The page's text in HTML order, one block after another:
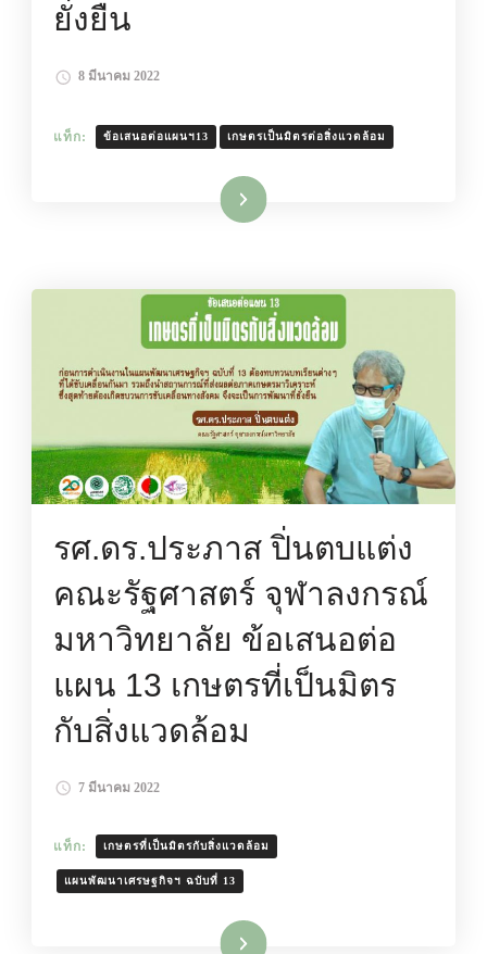
ยั่งยืน
8 มีนาคม 2022
แท็ก: ข้อเสนอต่อแผนฯ13 เกษตรเป็นมิตรต่อสิ่งแวดล้อม
อ่านเพิ่มเติม
รศ.ดร.ประภาส ปิ่นตบแต่ง
คณะรัฐศาสตร์ จุฬาลงกรณ์
มหาวิทยาลัย ข้อเสนอต่อ
แผน 13 เกษตรที่เป็นมิตร
กับสิ่งแวดล้อม
7 มีนาคม 2022
แท็ก: เกษตรที่เป็นมิตรกับสิ่งแวดล้อม
แผนพัฒนาเศรษฐกิจฯ ฉบับที่ 13
อ่านเพิ่มเติม